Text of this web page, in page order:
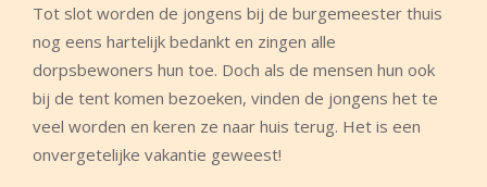
Tot slot worden de jongens bij de burgemeester thuis
nog eens hartelijk bedankt en zingen alle
dorpsbewoners hun toe. Doch als de mensen hun ook
bij de tent komen bezoeken, vinden de jongens het te
veel worden en keren ze naar huis terug. Het is een
onvergetelijke vakantie geweest!